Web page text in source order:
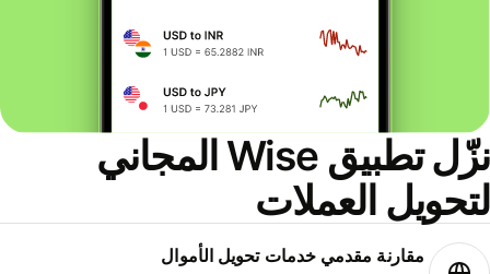
نزّل تطبيق Wise المجاني
العملات
مقارنة مقدمي خدمات تحويل الأموال